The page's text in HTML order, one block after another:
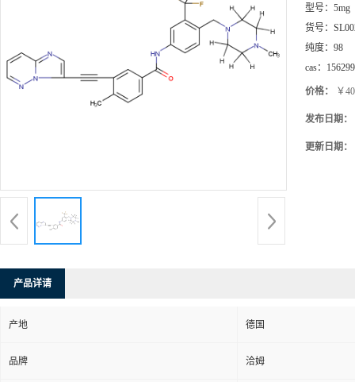
型号： 5mg
货号：
纯度： 98
cas：
价格： ￥
发布日期：
更新日期：
产品详请
产地 德国
品牌 洽姆